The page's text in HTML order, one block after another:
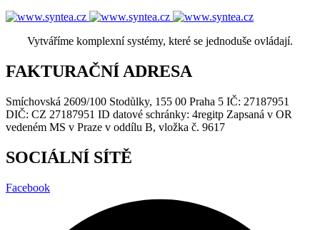
Vytváříme komplexní systémy, které se jednoduše ovládají.
FAKTURAČNÍ ADRESA
Smíchovská 2609/100 Stodůlky, 155 00 Praha 5 IČ: 27187951
DIČ: CZ 27187951 ID datové schránky: 4regitp Zapsaná v OR
vedeném MS v Praze v oddílu B, vložka č. 9617
SOCIÁLNÍ SÍTĚ
Facebook